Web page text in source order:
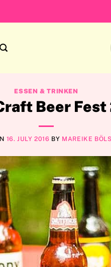
ESSEN & TRINKEN
Beer Fest
16. JULY 2016 BY MAREIKE